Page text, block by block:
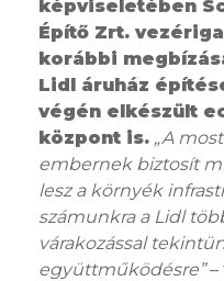
képviseletében
Építő Zrt.
korábbi
Lidl áruház
végén elkészült
központ is. „A
embernek biztosít
lesz a környék
számunkra a Lidl
várakozással
együttműködésre”–